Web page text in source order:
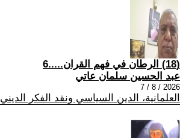
(18) الرطان في فهم القران.....6
عبد الحسين سلمان عاتي
2026 / 8 / 7
العلمانية، الدين السياسي ونقد الفكر الديني